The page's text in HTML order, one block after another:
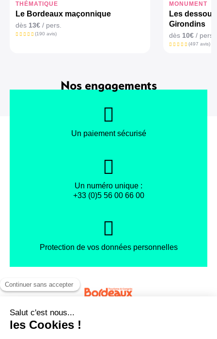
THÉMATIQUE
Le Bordeaux maçonnique
dès 13€ / pers.
(190 avis)
MONUMENT
Les
Girondins
dès 10€ / pers.
(497 avis)
Nos engagements
Un paiement sécurisé
Un numéro unique :
+33 (0)5 56 00 66 00
Protection de vos données personnelles